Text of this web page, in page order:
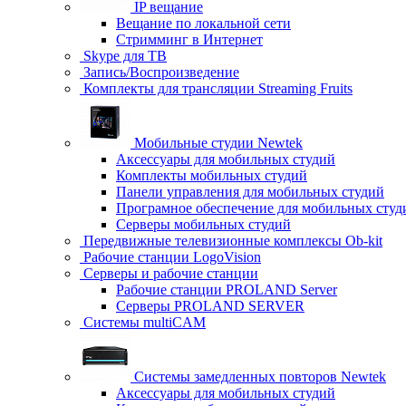
IP вещание
Вещание по локальной сети
Стримминг в Интернет
Skype для ТВ
Запись/Воспроизведение
Комплекты для трансляции Streaming Fruits
Мобильные студии Newtek
Аксессуары для мобильных студий
Комплекты мобильных студий
Панели управления для мобильных студий
Програмное обеспечение для мобильных
Серверы мобильных студий
Передвижные телевизионные комплексы Ob-kit
Рабочие станции LogoVision
Серверы и рабочие станции
Рабочие станции PROLAND Server
Серверы PROLAND SERVER
Системы multiCAM
Системы замедленных повторов Newtek
Аксессуары для мобильных студий